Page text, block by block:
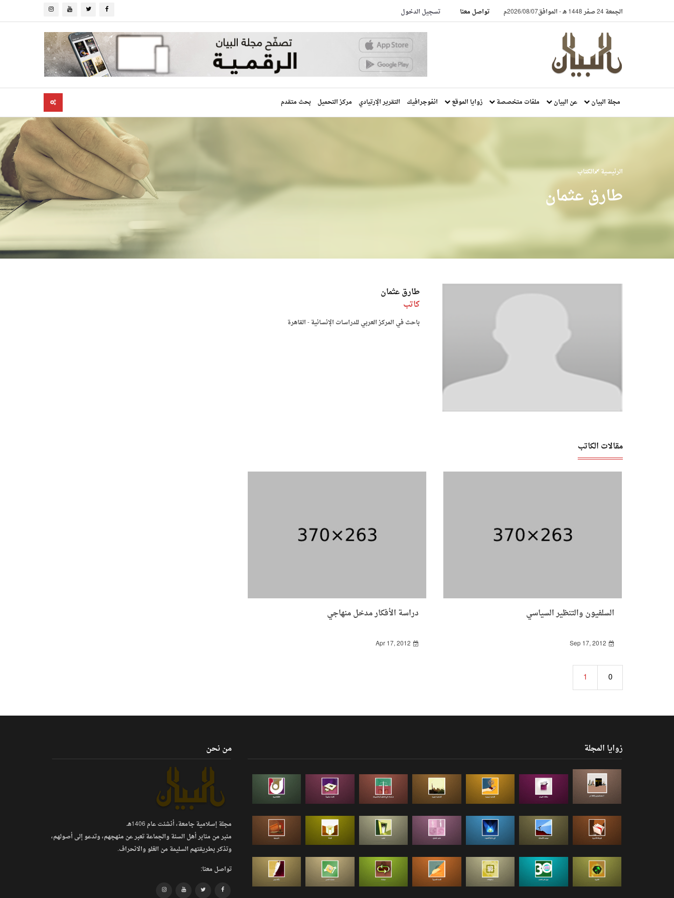
الجمعة 24 صفر 1448 هـ -الموافق2026/08/07م تواصل معنا تسجيل الدخول
مجلة البيان عن البيان ملفات متخصصة زوايا الموقع انفوجرافيك التقرير الإرتيادي مركز التحميل بحث متقدم
الرئيسية الكتاب
طارق عثمان
طارق عثمان
كاتب
باحث في المركز العربي للدراسات الإنسانية - القاهرة
مقالات الكاتب
السلفيون والتنظير السياسي
Sep 17, 2012
دراسة الأفكار مدخل منهاجي
Apr 17, 2012
0
1
زوايا المجلة من نحن
مجلة إسلامية جامعة، أنشئت عام 1406هـ.
منبر من منابر أهل السنة والجماعة تعبر عن منهجهم، وتدعو إلى أصولهم،
وتذكر بطريقتهم السليمة من الغلو والانحراف.
تواصل معنا: